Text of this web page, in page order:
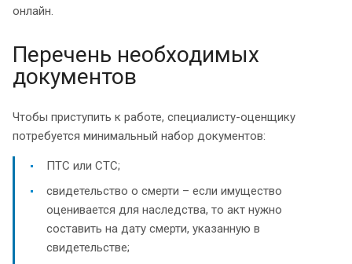
онлайн.
Перечень необходимых
документов
Чтобы приступить к работе, специалисту-оценщику
потребуется минимальный набор документов:
ПТС или СТС;
свидетельство о смерти – если имущество
оценивается для наследства, то акт нужно
составить на дату смерти, указанную в
свидетельстве;